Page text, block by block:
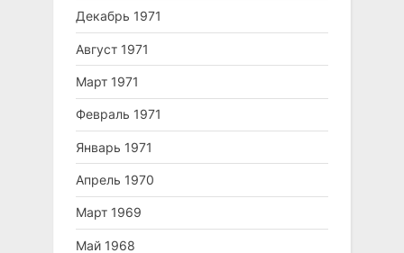
Декабрь 1971
Август 1971
Март 1971
Февраль 1971
Январь 1971
Апрель 1970
Март 1969
Май 1968